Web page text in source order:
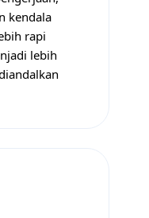
kendala
rapi
lebih